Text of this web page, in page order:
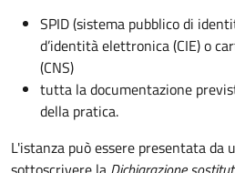
SPID (sistema pubblico di
d’identità elettronica (CIE) o
(CNS)
tutta la documentazione
della pratica.
L'istanza può essere presentata da